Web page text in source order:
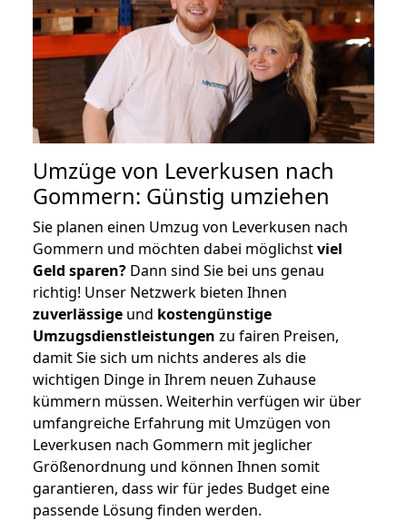
Umzüge von Leverkusen nach
Gommern: Günstig umziehen
Sie planen einen Umzug von Leverkusen nach
Gommern und möchten dabei möglichstviel
Geld sparen? Dann sind Sie bei uns genau
richtig! Unser Netzwerk bieten Ihnen
zuverlässige und kostengünstige
Umzugsdienstleistungen zu fairen Preisen,
damit Sie sich um nichts anderes als die
wichtigen Dinge in Ihrem neuen Zuhause
kümmern müssen. Weiterhin verfügen wir über
umfangreiche Erfahrung mit Umzügen von
Leverkusen nach Gommern mit jeglicher
Größenordnung und können Ihnen somit
garantieren, dass wir für jedes Budget eine
passende Lösung finden werden.